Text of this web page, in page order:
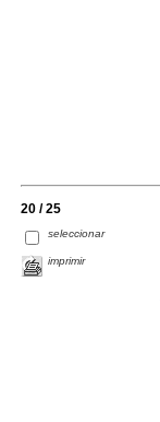
20 / 25
seleccionar
imprimir